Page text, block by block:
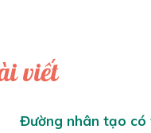
viết
Đường nhân tạo có